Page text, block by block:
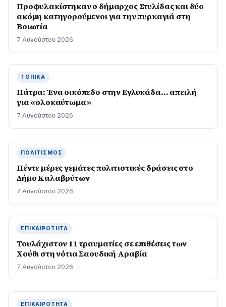
Προφυλακίστηκαν ο δήμαρχος Στυλίδας και δύο
ακόμη κατηγορούμενοι για την πυρκαγιά στη
Βοιωτία
7 Αυγούστου 2026
ΤΟΠΙΚΆ
Πάτρα: Ένα οικόπεδο στην Εγλυκάδα… απειλή
για «ολοκαύτωμα»
7 Αυγούστου 2026
ΠΟΛΙΤΙΣΜΌΣ
Πέντε μέρες γεμάτες πολιτιστικές δράσεις στο
Δήμο Καλαβρύτων
7 Αυγούστου 2026
ΕΠΙΚΑΙΡΌΤΗΤΑ
Τουλάχιστον 11 τραυματίες σε επιθέσεις των
Χούθι στη νότια Σαουδική Αραβία
7 Αυγούστου 2026
ΕΠΙΚΑΙΡΌΤΗΤΑ